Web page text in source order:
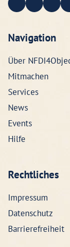
Navigation
Über
Mitmachen
Services
News
Events
Hilfe
Rechtliches
Impressum
Datenschutz
Barrierefreiheit